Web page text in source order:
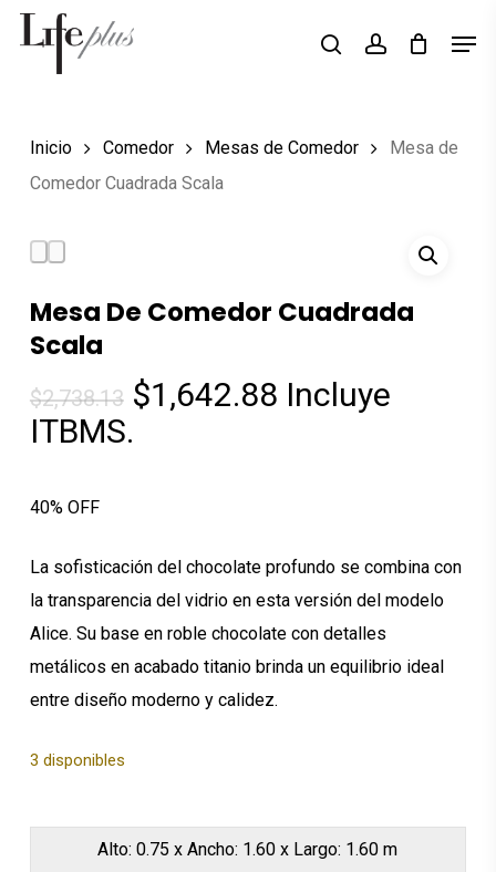
Skip
Búsqueda
productos
searchaccount
Inicio Comedor Mesas de Comedor
Mesa de
Comedor Cuadrada Scala
Mesa De Comedor Cuadrada
Scala
$2,738.13 El
$1,642.88ElIncluye
ITBMS.
40% OFF
La sofisticación del chocolate profundo se combina con
la transparencia del vidrio en esta versión del modelo
Alice. Su base en roble chocolate con detalles
metálicos en acabado titanio brinda un equilibrio ideal
entre diseño moderno y calidez.
3 disponibles
Alto: 0.75 x Ancho: 1.60 x Largo: 1.60 m